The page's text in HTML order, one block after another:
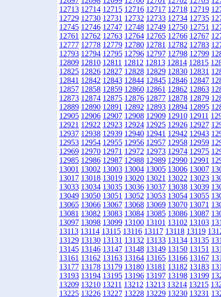
12713 12714 12715 12716 12717 12718 12719
12729 12730 12731 12732 12733 12734 12735
12745 12746 12747 12748 12749 12750 12751
12761 12762 12763 12764 12765 12766 12767
12777 12778 12779 12780 12781 12782 12783
12793 12794 12795 12796 12797 12798 12799
12809 12810 12811 12812 12813 12814 12815
12825 12826 12827 12828 12829 12830 12831
12841 12842 12843 12844 12845 12846 12847
12857 12858 12859 12860 12861 12862 12863
12873 12874 12875 12876 12877 12878 12879
12889 12890 12891 12892 12893 12894 12895
12905 12906 12907 12908 12909 12910 12911
12921 12922 12923 12924 12925 12926 12927
12937 12938 12939 12940 12941 12942 12943
12953 12954 12955 12956 12957 12958 12959
12969 12970 12971 12972 12973 12974 12975
12985 12986 12987 12988 12989 12990 12991
13001 13002 13003 13004 13005 13006 13007
13017 13018 13019 13020 13021 13022 13023
13033 13034 13035 13036 13037 13038 13039
13049 13050 13051 13052 13053 13054 13055
13065 13066 13067 13068 13069 13070 13071
13081 13082 13083 13084 13085 13086 13087
13097 13098 13099 13100 13101 13102 13103
13113 13114 13115 13116 13117 13118 13119
13129 13130 13131 13132 13133 13134 13135
13145 13146 13147 13148 13149 13150 13151
13161 13162 13163 13164 13165 13166 13167
13177 13178 13179 13180 13181 13182 13183
13193 13194 13195 13196 13197 13198 13199
13209 13210 13211 13212 13213 13214 13215
13225 13226 13227 13228 13229 13230 13231